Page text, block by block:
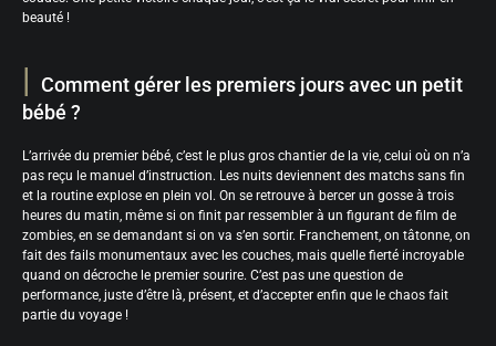
beauté !
Comment gérer les premiers jours avec un petit
bébé ?
L’arrivée du premier bébé, c’est le plus gros chantier de la vie, celui où on n’a
pas reçu le manuel d’instruction. Les nuits deviennent des matchs sans fin
et la routine explose en plein vol. On se retrouve à bercer un gosse à trois
heures du matin, même si on finit par ressembler à un figurant de film de
zombies, en se demandant si on va s’en sortir. Franchement, on tâtonne, on
fait des fails monumentaux avec les couches, mais quelle fierté incroyable
quand on décroche le premier sourire. C’est pas une question de
performance, juste d’être là, présent, et d’accepter enfin que le chaos fait
partie du voyage !